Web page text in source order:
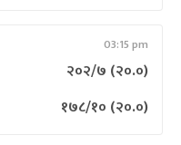
03:15 pm
२०२/७ (२०.०)
१७८/१० (२०.०)